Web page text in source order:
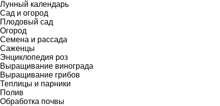
Лунный календарь
Сад и огород
Плодовый сад
Огород
Семена и рассада
Саженцы
Энциклопедия роз
Выращивание винограда
Выращивание грибов
Теплицы и парники
Полив
Обработка почвы